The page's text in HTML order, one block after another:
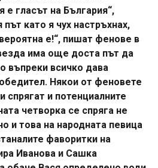
е гласът на България“,
път като я чух настръхнах,
е!“, пишат фенове в
има още доста път да
въпреки всичко дава
Някои от феновете
и потенциалните
четворка се спряга не
и това на народната певица
фаворитки на
Иванова и Сашка